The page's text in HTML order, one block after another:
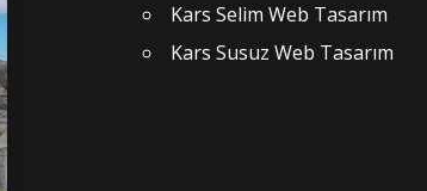
Kars Selim Web Tasarım
Kars Susuz Web Tasarım